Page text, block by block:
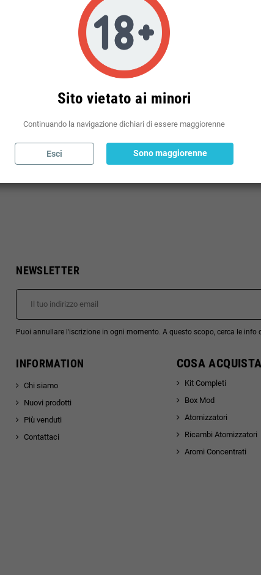
NEWSLETTER
Puoi annullare l'iscrizione in ogni momento. A questo scopo, cerca le info
INFORMATION
Chi siamo
Nuovi prodotti
Più venduti
Contattaci
COSA
Kit Completi
Box Mod
Atomizzatori
Ricambi Atomizzatori
Aromi Concentrati
Sito vietato ai minori
Continuando la navigazione dichiari di essere maggiorenne
Esci Sono maggiorenne